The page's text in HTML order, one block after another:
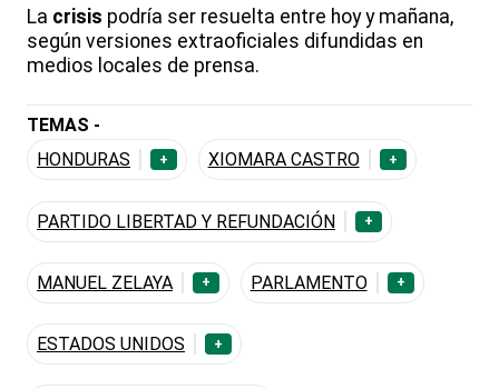
La crisis podría ser resuelta entre hoy y mañana,
según versiones extraoficiales difundidas en
medios locales de prensa.
TEMAS -
HONDURAS
+ XIOMARA CASTRO +
PARTIDO LIBERTAD Y REFUNDACIÓN +
MANUEL ZELAYA + PARLAMENTO +
ESTADOS UNIDOS +